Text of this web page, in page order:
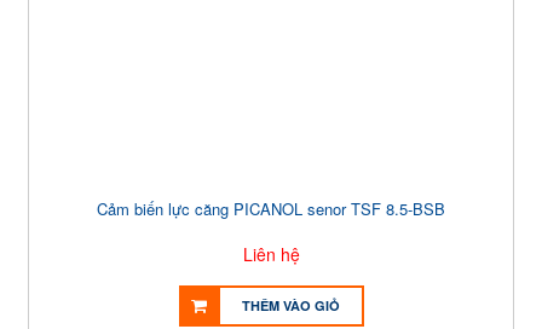
Cảm biến lực căng PICANOL senor TSF 8.5-BSB
Liên hệ
THÊM VÀO GIỎ